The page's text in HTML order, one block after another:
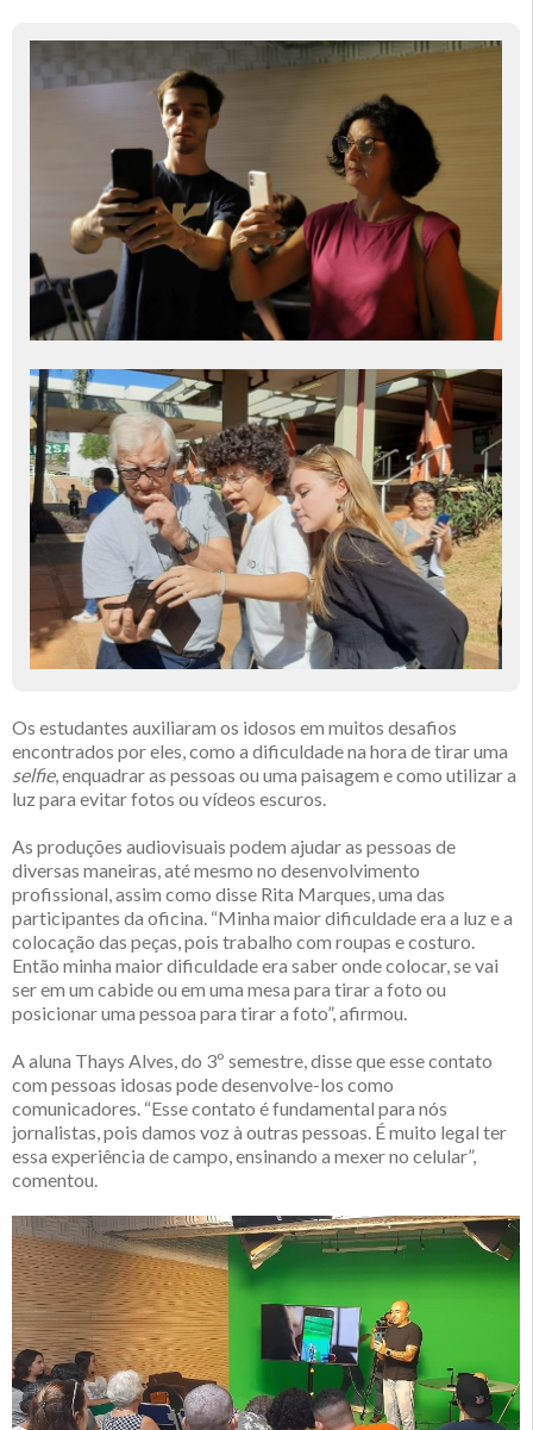
Os estudantes auxiliaram os idosos em muitos desafios
encontrados por eles, como a dificuldade na hora de tirar uma
selfie, enquadrar as pessoas ou uma paisagem e como utilizar a
luz para evitar fotos ou vídeos escuros.
As produções audiovisuais podem ajudar as pessoas de
diversas maneiras, até mesmo no desenvolvimento
profissional, assim como disse Rita Marques, uma das
participantes da oficina. “Minha maior dificuldade era a luz e a
colocação das peças, pois trabalho com roupas e costuro.
Então minha maior dificuldade era saber onde colocar, se vai
ser em um cabide ou em uma mesa para tirar a foto ou
posicionar uma pessoa para tirar a foto”, afirmou.
A aluna Thays Alves, do 3º semestre, disse que esse contato
com pessoas idosas pode desenvolve-los como
comunicadores. “Esse contato é fundamental para nós
jornalistas, pois damos voz à outras pessoas. É muito legal ter
essa experiência de campo, ensinando a mexer no celular”,
comentou.